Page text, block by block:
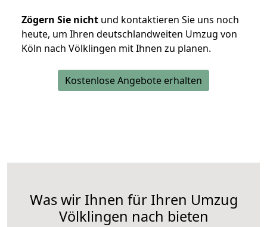
Zögern Sie nicht und kontaktieren Sie uns noch
heute, um Ihren deutschlandweiten Umzug von
Köln nach Völklingen mit Ihnen zu planen.
Kostenlose Angebote erhalten
Was wir Ihnen für Ihren Umzug
Völklingen nach bieten